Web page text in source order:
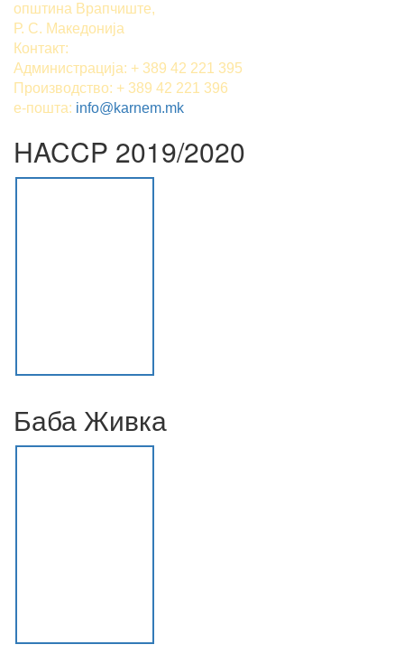
општина Врапчиште,
Р. С. Македонија
Контакт:
Администрација: + 389 42 221 395
Производство: + 389 42 221 396
е-пошта: info@karnem.mk
HACCP 2019/2020
Баба Живка